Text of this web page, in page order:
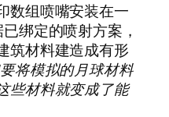
数组喷嘴安装在一
绑定的喷射方案，
筑材料建造成有形
将模拟的月球材料
些材料就变成了能